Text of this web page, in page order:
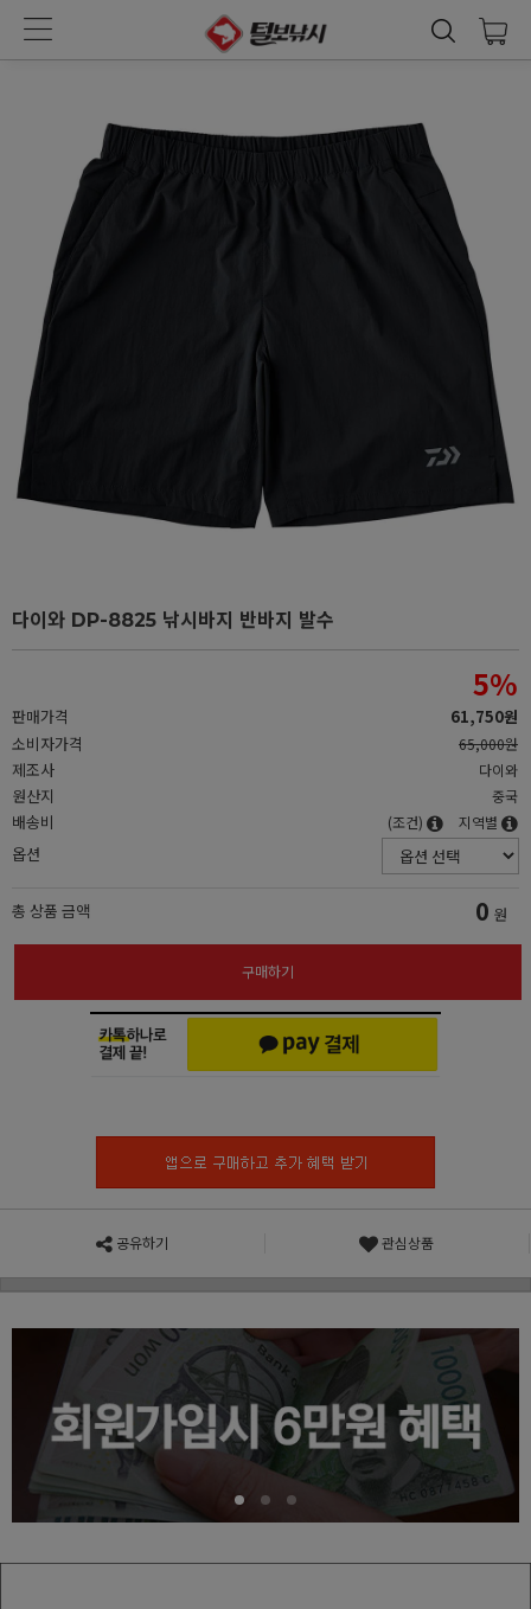
다이와 DP-8825 낚시바지 반바지 발수
판매가격
5%
61,750원
소비자가격
65,000원
제조사 다이와
원산지 중국
배송비 (조건) 지역별
옵션
총 상품 금액 0 원
구매하기
공유하기 관심상품